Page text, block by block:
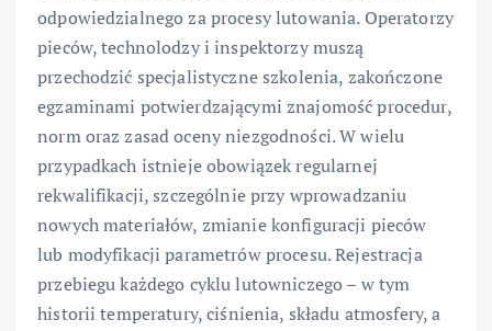
odpowiedzialnego za procesy lutowania. Operatorzy
pieców, technolodzy i inspektorzy muszą
przechodzić specjalistyczne szkolenia, zakończone
egzaminami potwierdzającymi znajomość procedur,
norm oraz zasad oceny niezgodności. W wielu
przypadkach istnieje obowiązek regularnej
rekwalifikacji, szczególnie przy wprowadzaniu
nowych materiałów, zmianie konfiguracji pieców
lub modyfikacji parametrów procesu. Rejestracja
przebiegu każdego cyklu lutowniczego – w tym
historii temperatury, ciśnienia, składu atmosfery, a